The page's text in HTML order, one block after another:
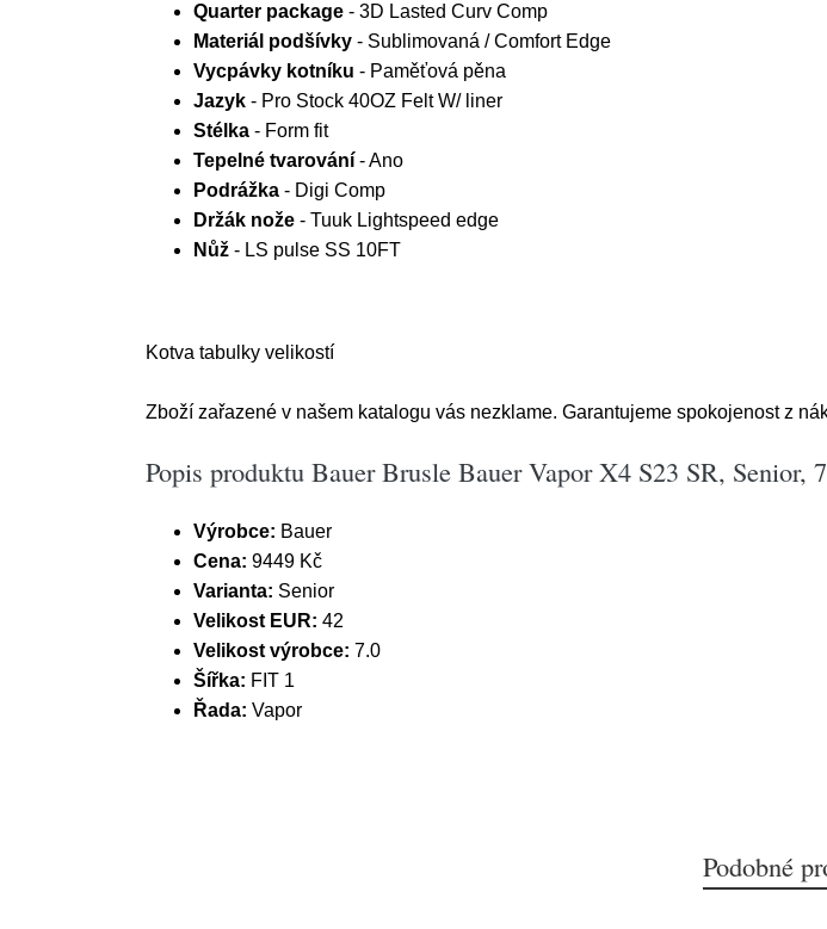
Quarter package - 3D Lasted Curv Comp
Materiál podšívky - Sublimovaná / Comfort Edge
Vycpávky kotníku - Paměťová pěna
Jazyk - Pro Stock 40OZ Felt W/ liner
Stélka - Form fit
Tepelné tvarování - Ano
Podrážka - Digi Comp
Držák nože - Tuuk Lightspeed edge
Nůž - LS pulse SS 10FT
Kotva tabulky velikostí
Zboží zařazené v našem katalogu vás nezklame. Garantujeme spokojenost z
Popis produktu Bauer Brusle Bauer Vapor X4 S23 SR, Senior,
Výrobce: Bauer
Cena: 9449 Kč
Varianta: Senior
Velikost EUR: 42
Velikost výrobce: 7.0
Šířka: FIT 1
Řada: Vapor
Podobné